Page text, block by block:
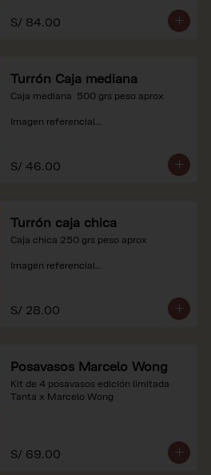
S/ 84.00
Turrón Caja mediana
Caja mediana  500 grs peso aprox
Imagen referencial
soles e incluyen impuestos de ley y
recargo al consumo.
S/ 46.00
Turrón caja chica
Caja chica 250 grs peso aprox
Imagen referencial
soles e incluyen impuestos de ley y
recargo al consumo.
S/ 28.00
Posavasos Marcelo Wong
Kit de 4 posavasos edición limitada
Tanta x Marcelo Wong
S/ 69.00